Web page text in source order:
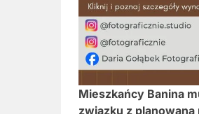
Mieszkańcy Banina
związku z